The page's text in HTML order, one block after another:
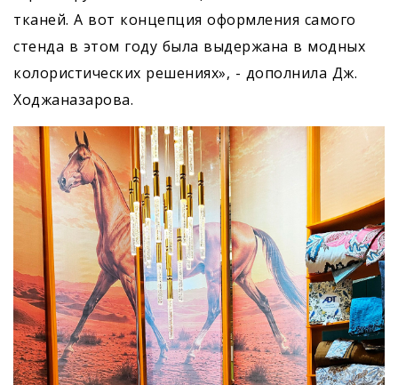
тканей. А вот концепция оформления самого
стенда в этом году была выдержана в модных
колористических решениях», - дополнила Дж.
Ходжаназарова.